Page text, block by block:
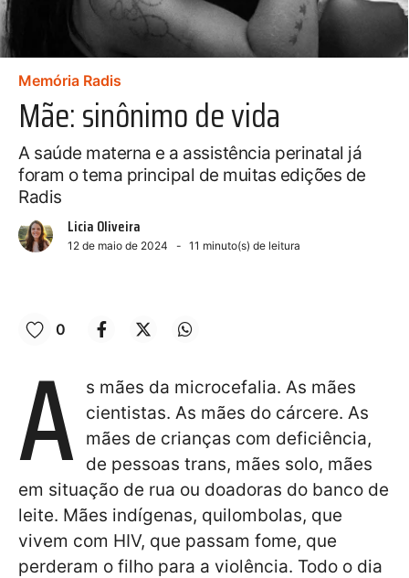
Memória Radis
Mãe: sinônimo de vida
A saúde materna e a assistência perinatal já
foram o tema principal de muitas edições de
Radis
Licia Oliveira
12 de maio de 2024 11 minuto(s) de leitura
0
A
s mães da microcefalia. As mães
cientistas. As mães do cárcere. As
mães de crianças com deficiência,
de pessoas trans, mães solo, mães
em situação de rua ou doadoras do banco de
leite. Mães indígenas, quilombolas, que
vivem com HIV, que passam fome, que
perderam o filho para a violência. Todo o dia